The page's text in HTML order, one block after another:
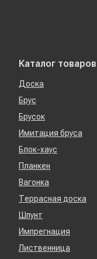
Каталог товаров
Доска
Брус
Брусок
Имитация бруса
Блок-хаус
Планкен
Вагонка
Террасная доска
Шпунт
Импрегнация
Лиственница